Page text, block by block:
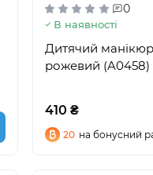
0
В наявності
Дитячий
рожевий (A0458)
410 ₴
20 на бонусний